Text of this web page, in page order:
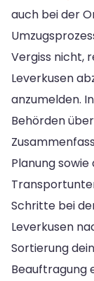
auch bei der
Vergiss nicht,
Leverkusen
anzumelden.
Behörden
Planung
Schritte bei
Leverkusen
Sortierung
Beauftragung